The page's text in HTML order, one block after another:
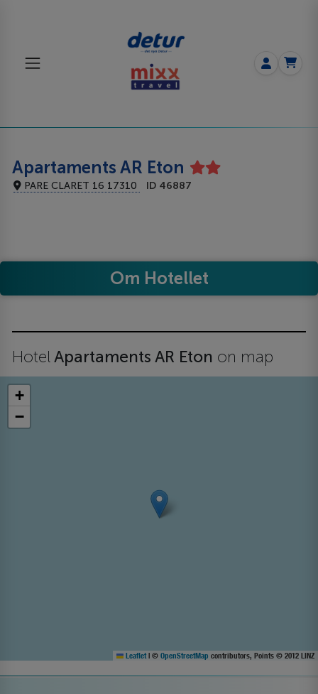
Apartaments AR Eton
PARE CLARET 16 17310 ID 46887
Om Hotellet
HotelApartaments AR Eton on map
+
−
Leaflet | © OpenStreetMap contributors, Points © 2012 LINZ